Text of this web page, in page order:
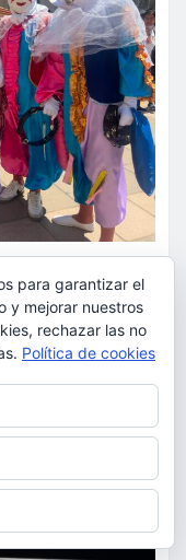
de
de
para garantizar el
y mejorar nuestros
rechazar las no
Política de cookies
gestionar las cookies,